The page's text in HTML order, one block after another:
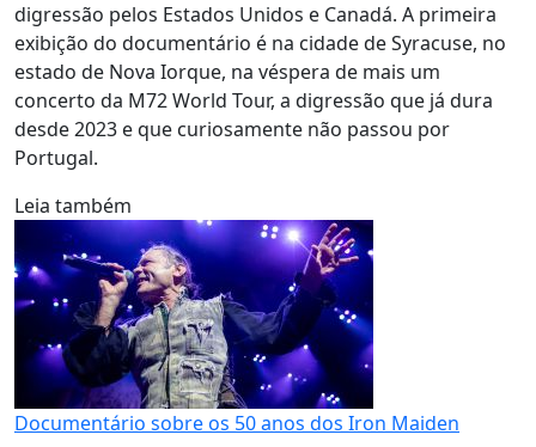
digressão pelos Estados Unidos e Canadá. A primeira
exibição do documentário é na cidade de Syracuse, no
estado de Nova Iorque, na véspera de mais um
concerto da M72 World Tour, a digressão que já dura
desde 2023 e que curiosamente não passou por
Portugal.
Leia também
Documentário sobre os 50 anos dos Iron Maiden